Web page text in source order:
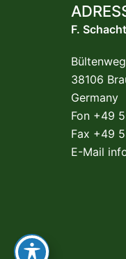
F.
38106
Germany
Fon +49
Fax +49
E-Mail